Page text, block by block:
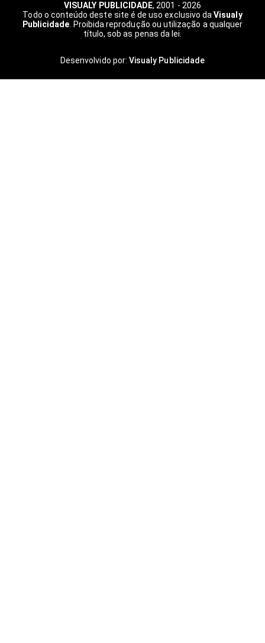
VISUALY PUBLICIDADE, 2001 - 2026
Todo o conteúdo deste site é de uso exclusivo daVisualy
Publicidade . Proibida reprodução ou utilização a qualquer
título, sob as penas da lei.
Desenvolvido por: Visualy Publicidade